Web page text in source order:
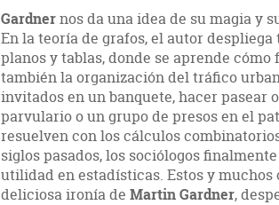
Gardnernos da una idea de su magia y
En la teoría de grafos, el autor
planos y tablas, donde se aprende
también la organización del tráfico
invitados en un banquete, hacer pasear
parvulario o un grupo de presos en el
resuelven con los cálculos
siglos pasados, los sociólogos
utilidad en estadísticas. Estos y
deliciosa ironía de Martin Gardner,